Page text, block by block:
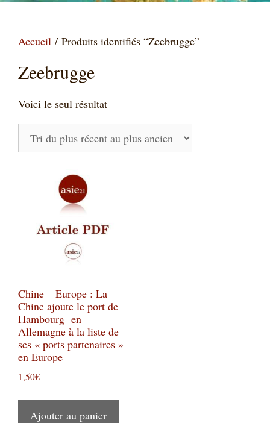
Accueil / Produits identifiés “Zeebrugge”
Zeebrugge
Voici le seul résultat
Chine – Europe : La
Chine ajoute le port de
Hambourg en
Allemagne à la liste de
ses « ports partenaires »
en Europe
1,50€
Ajouter au panier